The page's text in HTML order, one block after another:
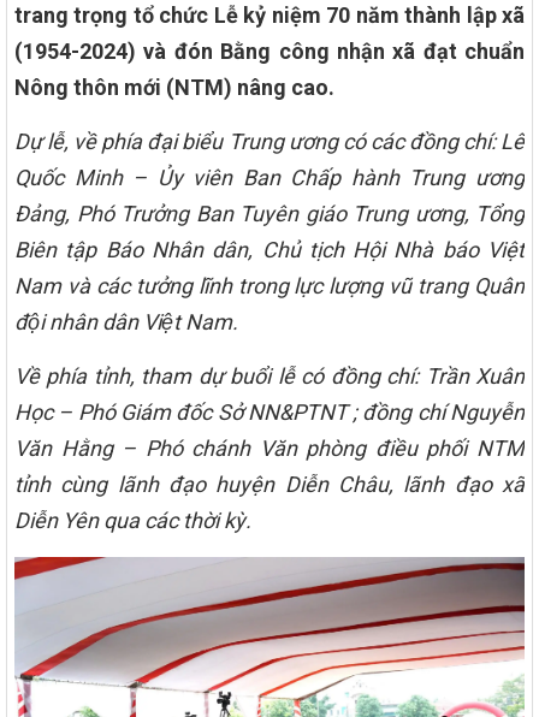
trang trọng tổ chức Lễ kỷ niệm 70 năm thành lập xã
(1954-2024) và đón Bằng công nhận xã đạt chuẩn
Nông thôn mới (NTM) nâng cao.
Dự lễ, về phía đại biểu Trung ương có các đồng chí: Lê
Quốc Minh – Ủy viên Ban Chấp hành Trung ương
Đảng, Phó Trưởng Ban Tuyên giáo Trung ương, Tổng
Biên tập Báo Nhân dân, Chủ tịch Hội Nhà báo Việt
Nam và các tưởng lĩnh trong lực lượng vũ trang Quân
đội nhân dân Việt Nam.
Về phía tỉnh, tham dự buổi lễ có đồng chí: Trần Xuân
Học – Phó Giám đốc Sở NN&PTNT ; đồng chí Nguyễn
Văn Hằng – Phó chánh Văn phòng điều phối NTM
tỉnh cùng lãnh đạo huyện Diễn Châu, lãnh đạo xã
Diễn Yên qua các thời kỳ.